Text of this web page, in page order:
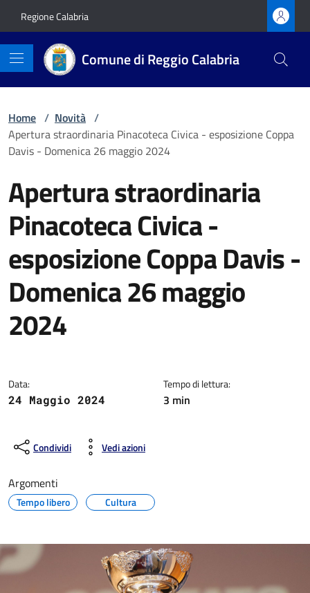
Regione Calabria
Comune di Reggio Calabria
Home / Novità /
Apertura straordinaria Pinacoteca Civica - esposizione Coppa
Davis - Domenica 26 maggio 2024
Apertura straordinaria
Pinacoteca Civica -
esposizione Coppa Davis -
Domenica 26 maggio
2024
Data:
24 Maggio 2024
Tempo di lettura:
3 min
Condividi Vedi azioni
Argomenti
Tempo libero Cultura